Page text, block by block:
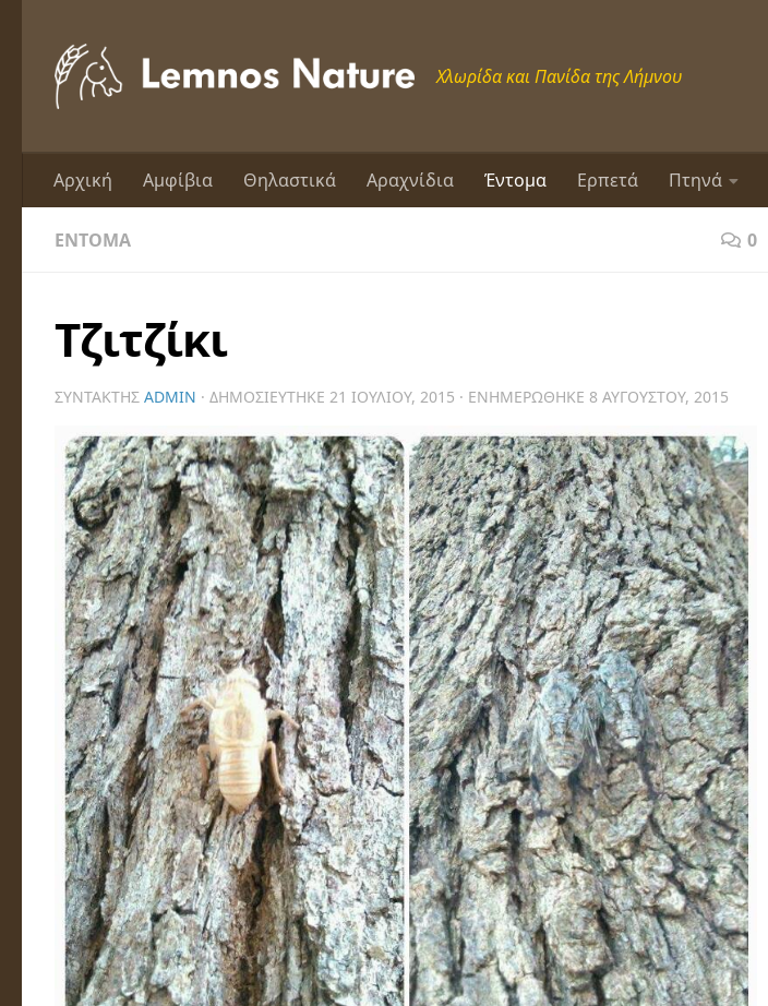
Χλωρίδα και Πανίδα της Λήμνου
Αρχική Αμφίβια Θηλαστικά Αραχνίδια Έντομα Ερπετά Πτηνά
ΈΝΤΟΜΑ 0
Τζιτζίκι
ΣΥΝΤΆΚΤΗΣ ADMIN · ΔΗΜΟΣΙΕΎΤΗΚΕ 21 ΙΟΥΛΊΟΥ, 2015 · ΕΝΗΜΕΡΏΘΗΚΕ 8 ΑΥΓΟΎΣΤΟΥ, 2015